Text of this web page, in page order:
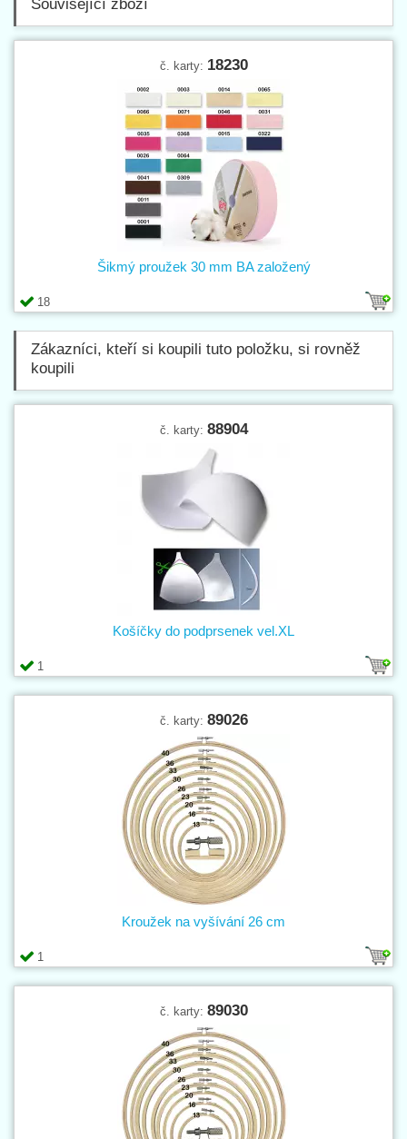
Související zboží
č. karty: 18230
18
Šikmý proužek 30 mm BA založený
Zákazníci, kteří si koupili tuto položku, si rovněž
koupili
č. karty: 88904
1
Košíčky do podprsenek vel.XL
č. karty: 89026
1
Kroužek na vyšívání 26 cm
č. karty: 89030